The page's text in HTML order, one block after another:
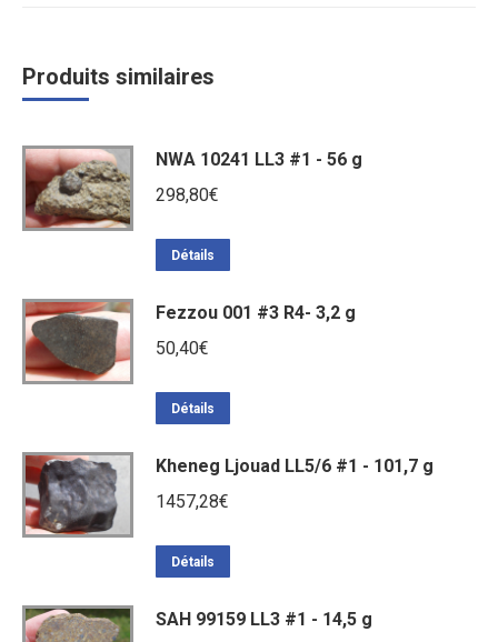
Produits similaires
NWA 10241 LL3 #1 - 56 g
298,80€
Détails
Fezzou 001 #3 R4- 3,2 g
50,40€
Détails
Kheneg Ljouad LL5/6 #1 - 101,7 g
1457,28€
Détails
SAH 99159 LL3 #1 - 14,5 g